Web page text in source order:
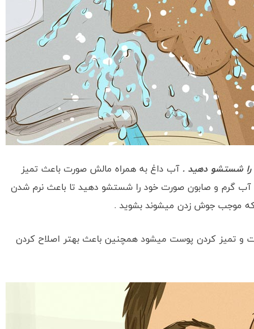
را شستشو دهید . آب داغ به همراه مالش صورت باعث تمیز
گرم و صابون صورت خود را شستشو دهید تا باعث نرم شدن
موجب جوش زدن میشوند بشوید .
و تمیز کردن پوست میشود همچنین باعث بهتر اصلاح کردن